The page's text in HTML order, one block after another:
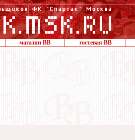
магазин ВВ гостевая ВВ